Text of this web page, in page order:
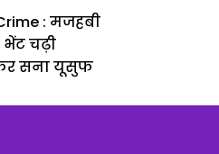
: मजहबी
चढ़ी
सना यूसुफ